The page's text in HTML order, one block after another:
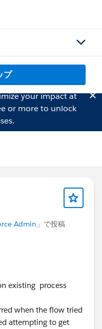
プ
your impact at
or more to unlock
Admin 」で投稿
existing process
when the flow tried
attempting to get